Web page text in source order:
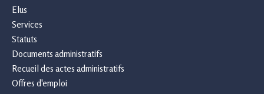
Elus
Services
Statuts
Documents administratifs
Recueil des actes administratifs
Offres d'emploi